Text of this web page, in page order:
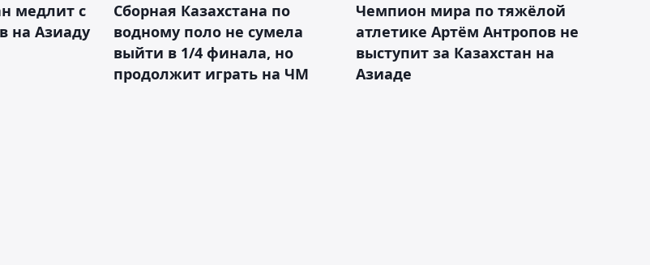
медлит с
на Азиаду
Сборная Казахстана по
водному поло не сумела
выйти в 1/4 финала, но
продолжит играть на ЧМ
Чемпион мира по тяжёлой
атлетике Артём Антропов не
выступит за Казахстан на
Азиаде